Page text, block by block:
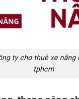
ty cho thuê xe nâng
tphcm